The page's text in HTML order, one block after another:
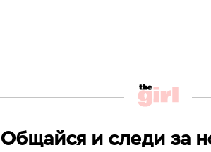
Общайся и следи за